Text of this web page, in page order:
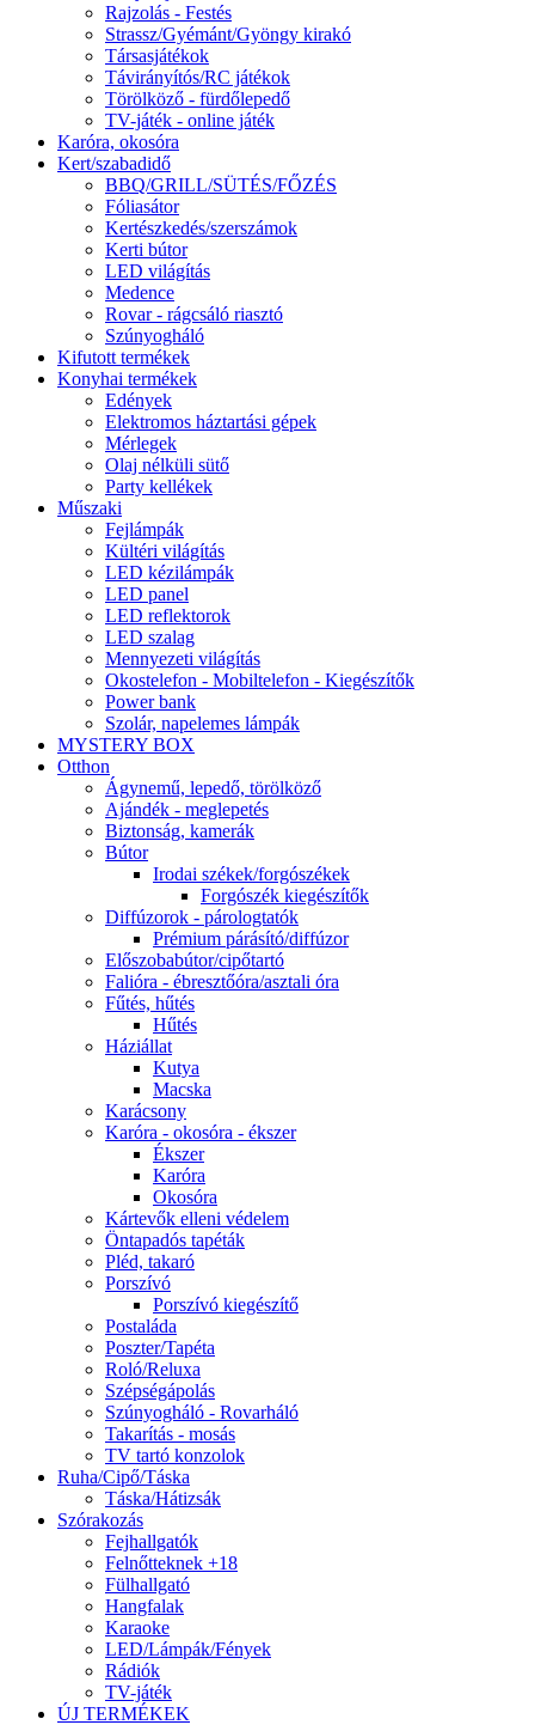
Rajzolás - Festés
Strassz/Gyémánt/Gyöngy kirakó
Társasjátékok
Távirányítós/RC játékok
Törölköző - fürdőlepedő
TV-játék - online játék
Karóra, okosóra
Kert/szabadidő
BBQ/GRILL/SÜTÉS/FŐZÉS
Fóliasátor
Kertészkedés/szerszámok
Kerti bútor
LED világítás
Medence
Rovar - rágcsáló riasztó
Szúnyogháló
Kifutott termékek
Konyhai termékek
Edények
Elektromos háztartási gépek
Mérlegek
Olaj nélküli sütő
Party kellékek
Műszaki
Fejlámpák
Kültéri világítás
LED kézilámpák
LED panel
LED reflektorok
LED szalag
Mennyezeti világítás
Okostelefon - Mobiltelefon - Kiegészítők
Power bank
Szolár, napelemes lámpák
MYSTERY BOX
Otthon
Ágynemű, lepedő, törölköző
Ajándék - meglepetés
Biztonság, kamerák
Bútor
Irodai székek/forgószékek
Forgószék kiegészítők
Diffúzorok - párologtatók
Prémium párásító/diffúzor
Előszobabútor/cipőtartó
Falióra - ébresztőóra/asztali óra
Fűtés, hűtés
Hűtés
Háziállat
Kutya
Macska
Karácsony
Karóra - okosóra - ékszer
Ékszer
Karóra
Okosóra
Kártevők elleni védelem
Öntapadós tapéták
Pléd, takaró
Porszívó
Porszívó kiegészítő
Postaláda
Poszter/Tapéta
Roló/Reluxa
Szépségápolás
Szúnyogháló - Rovarháló
Takarítás - mosás
TV tartó konzolok
Ruha/Cipő/Táska
Táska/Hátizsák
Szórakozás
Fejhallgatók
Felnőtteknek +18
Fülhallgató
Hangfalak
Karaoke
LED/Lámpák/Fények
Rádiók
TV-játék
ÚJ TERMÉKEK